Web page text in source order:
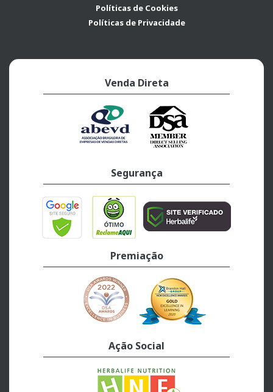
Políticas de Cookies
Políticas de Privacidade
Venda Direta
Segurança
Premiação
Ação Social